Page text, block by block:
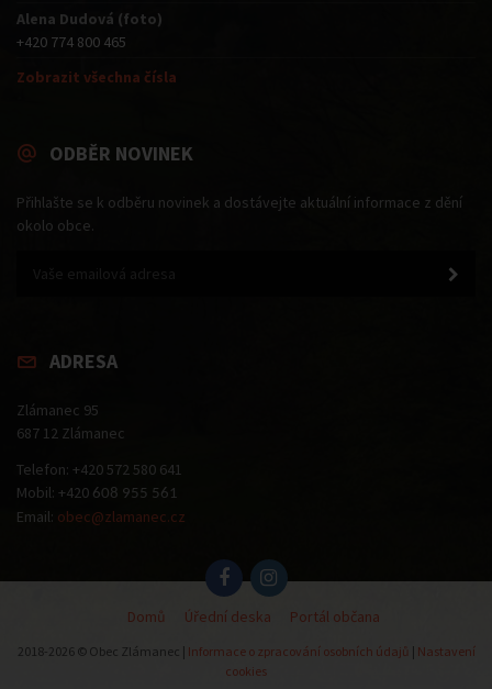
Alena Dudová (foto)
+420 774 800 465
Zobrazit všechna čísla
ODBĚR NOVINEK
Přihlašte se k odběru novinek a dostávejte aktuální informace z dění
okolo obce.
ADRESA
Zlámanec 95
687 12 Zlámanec
Telefon: +420 572 580 641
Mobil: +420 608 955 561
Email: obec@zlamanec.cz
Domů Úřední deska Portál občana
2018-2026 © Obec Zlámanec | Informace o zpracování osobních údajů | Nastavení
cookies